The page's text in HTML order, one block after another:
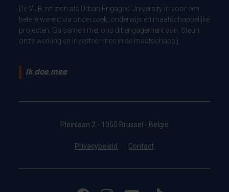
De VUB zet zich als Urban Engaged University in voor een
betere wereld via onderzoek, onderwijs en maatschappelijke
projecten. Ga samen met ons dit engagement aan. Steun
onze werking en investeer mee in de maatschappij.
Ik doe mee
Pleinlaan 2 - 1050 Brussel - België
Privacybeleid Contact